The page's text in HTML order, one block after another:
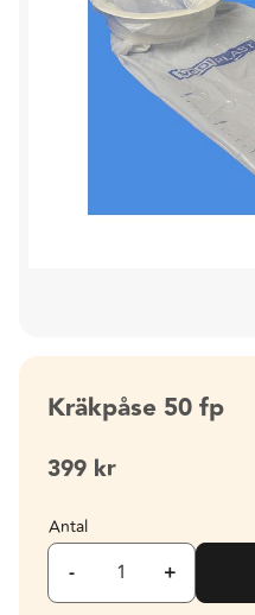
Kräkpåse 50 fp
399 kr
Antal
+
-